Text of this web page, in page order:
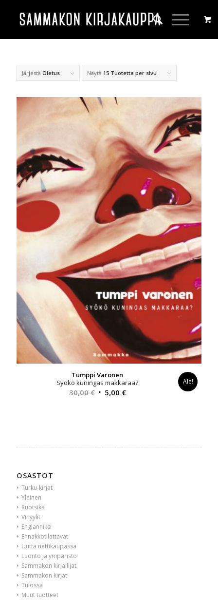
Järjestä Oletus Näytä 15 Tuotetta per sivu
Tumppi Varonen
Syökö kuningas makkaraa?
30,00€ Alkuperäinen
5,00 €Nykyinen
Ale!
OSASTOT
Turku-kirjat
Yleinen
Ruotsiksi
Vinyylit
Englanniksi
Ennakkotilattavat
Uutta nettikaupassa
Luonto ja ympäristö
Sammakon kirjailijat
Sammakon kirjat
Tulossa
Muut tuotteet